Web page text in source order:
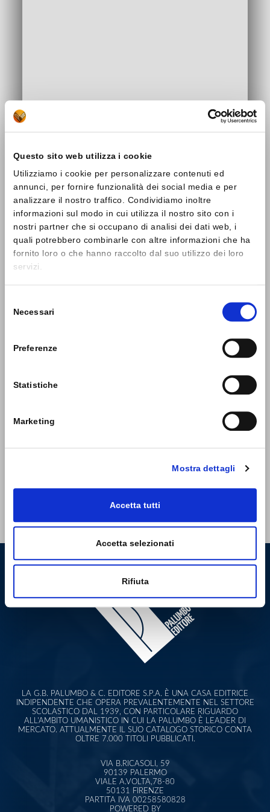
Questo sito web utilizza i cookie
Utilizziamo i cookie per personalizzare contenuti ed
annunci, per fornire funzionalità dei social media e per
analizzare il nostro traffico. Condividiamo inoltre
informazioni sul modo in cui utilizza il nostro sito con i
nostri partner che si occupano di analisi dei dati web, i
quali potrebbero combinarle con altre informazioni che ha
fornito loro o che hanno raccolto dal suo utilizzo dei loro
servizi.
delNecessari
Preferenze
Statistiche
Marketing
Mostra dettagli
Accetta tutti
Accetta selezionati
Rifiuta
LA G.B. PALUMBO & C. EDITORE S.P.A. È UNA CASA EDITRICE
INDIPENDENTE CHE OPERA PREVALENTEMENTE NEL SETTORE
SCOLASTICO DAL 1939, CON PARTICOLARE RIGUARDO
ALL'AMBITO UMANISTICO IN CUI LA PALUMBO È LEADER DI
MERCATO. ATTUALMENTE IL SUO CATALOGO STORICO CONTA
OLTRE 7.000 TITOLI PUBBLICATI.
VIA B.RICASOLI, 59
90139 PALERMO
VIALE A.VOLTA,78-80
50131 FIRENZE
PARTITA IVA 00258580828
POWERED BY